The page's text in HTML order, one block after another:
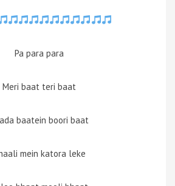
Pa para para
Meri baat teri baat
baatein boori baat
mein katora leke